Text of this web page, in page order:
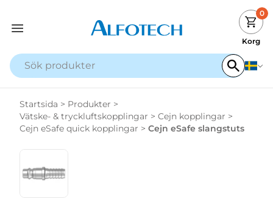
0
Korg
Startsida > Produkter >
Vätske- & tryckluftskopplingar > Cejn kopplingar >
Cejn eSafe quick kopplingar > Cejn eSafe slangstuts